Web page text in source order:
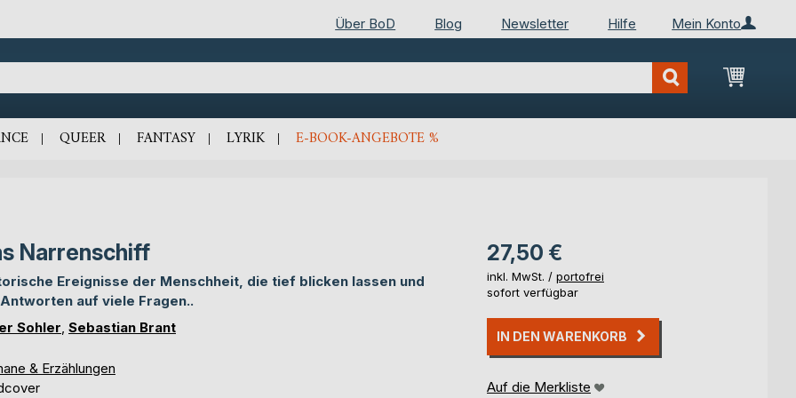
Mein Konto
Über BoD Blog Newsletter Hilfe
Mein
QUEER FANTASY LYRIK E-BOOK-ANGEBOTE %
Narrenschiff
Ereignisse der Menschheit, die tief blicken lassen und
auf viele Fragen..
Sohler Sebastian Brant
& Erzählungen
27,50 €
inkl. MwSt. / portofrei
sofort verfügbar
IN DEN WARENKORB
Auf die Merkliste